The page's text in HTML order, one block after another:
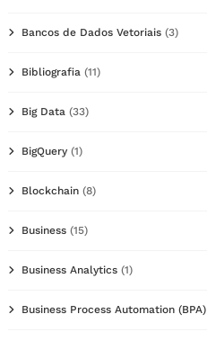
Bancos de Dados Vetoriais (3)
Bibliografia (11)
Big Data (33)
BigQuery (1)
Blockchain (8)
Business (15)
Business Analytics (1)
Business Process Automation (BPA)